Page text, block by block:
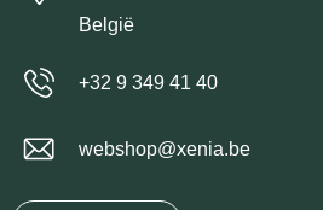
België
+32 9 349 41 40
webshop@xenia.be